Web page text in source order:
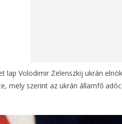
lap Volodimir Zelenszkij ukrán
mely szerint az ukrán államfő